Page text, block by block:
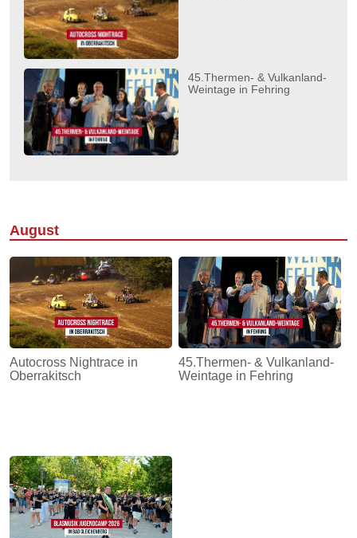
45.Thermen- & Vulkanland-
Weintage in Fehring
August
Autocross Nightrace in
Oberrakitsch
45.Thermen- & Vulkanland-
Weintage in Fehring